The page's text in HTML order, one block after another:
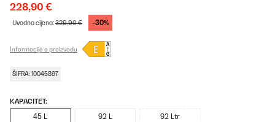
228,90 €
Uvodna cijena:329,90 € -30%
Informacije o proizvodu
ŠIFRA: 10045897
KAPACITET:
45 L 92 L 92 Ltr